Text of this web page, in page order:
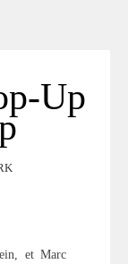
Up
et Marc